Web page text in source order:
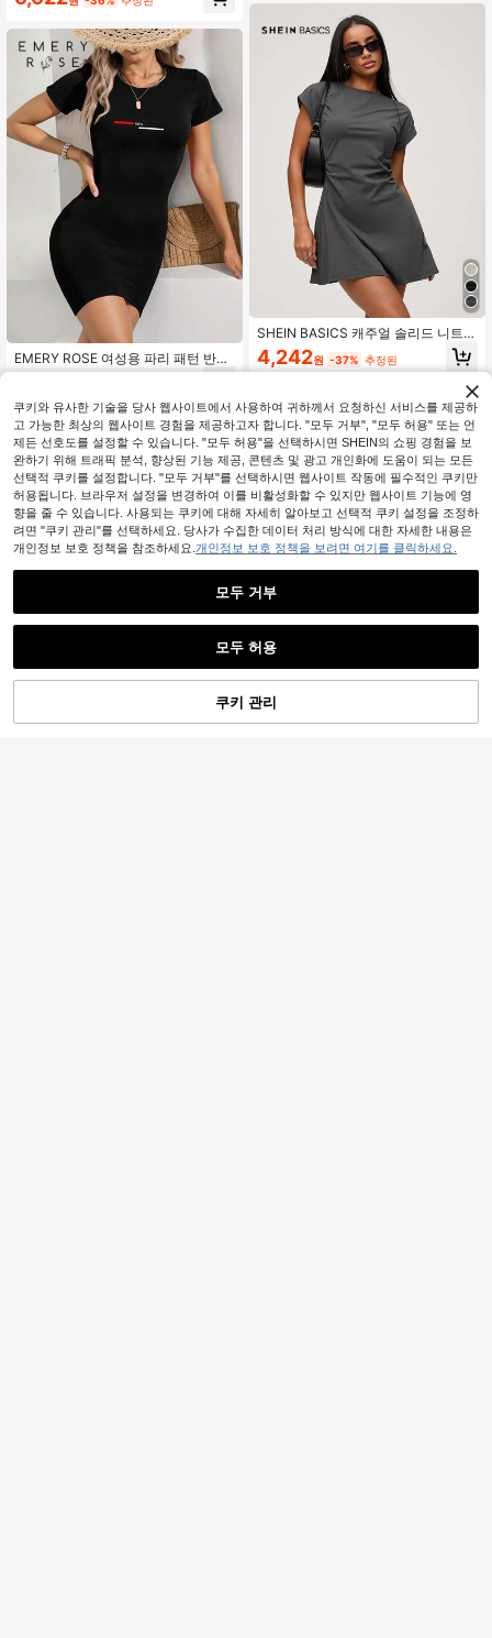
EMERY ROSE 여성용 파리 패턴 반팔
라운드 넥 무릎 길이 드레스, 기계 세
SHEIN BASICS 캐주얼 솔리드 니트
크루넥 반팔 사이드 드로스트링 여성
미니 드레스 여름 아웃핏 일상 데일리
4,242원 -37% 추정된
36% 할인!
쿠키와 유사한 기술을 당사 웹사이트에서 사용하여 귀하께서 요청하신 서비스를 제공하
고 가능한 최상의 웹사이트 경험을 제공하고자 합니다. "모두 거부", "모두 허용" 또는 언
제든 선호도를 설정할 수 있습니다. "모두 허용"을 선택하시면 SHEIN의 쇼핑 경험을 보
완하기 위해 트래픽 분석, 향상된 기능 제공, 콘텐츠 및 광고 개인화에 도움이 되는 모든
선택적 쿠키를 설정합니다. "모두 거부"를 선택하시면 웹사이트 작동에 필수적인 쿠키만
허용됩니다. 브라우저 설정을 변경하여 이를 비활성화할 수 있지만 웹사이트 기능에 영
향을 줄 수 있습니다. 사용되는 쿠키에 대해 자세히 알아보고 선택적 쿠키 설정을 조정하
려면 "쿠키 관리"를 선택하세요. 당사가 수집한 데이터 처리 방식에 대한 자세한 내용은
개인정보 보호 정책을 참조하세요. 개인정보 보호 정책을 보려면 여기를 클릭하세요.
모두 거부
모두 허용
쿠키 관리